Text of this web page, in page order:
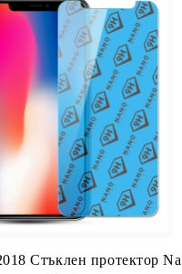
Стъклен протектор